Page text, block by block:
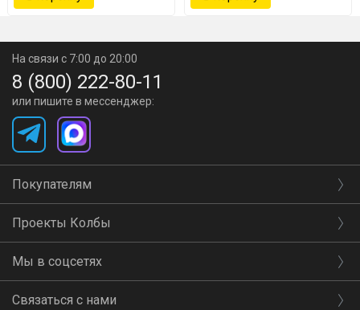
На связи с 7:00 до 20:00
8 (800) 222-80-11
или пишите в мессенджер:
Покупателям
Проекты Колбы
Мы в соцсетях
Связаться с нами